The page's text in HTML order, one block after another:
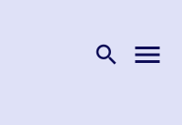
search menu